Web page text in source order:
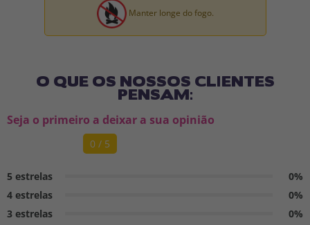
Manter longe do fogo.
O QUE OS NOSSOS CLIENTES
PENSAM:
Seja o primeiro a deixar a sua opinião
0 / 5
5 estrelas
0%
4 estrelas
0%
3 estrelas
0%